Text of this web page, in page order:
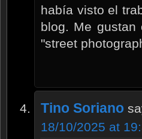
había visto el
blog. Me gustan
"street
Tino Soriano
18/10/2025 at